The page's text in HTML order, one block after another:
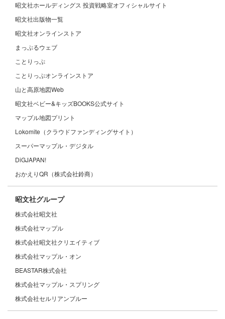
昭文社ホールディングス 投資戦略室オフィシャルサイト
昭文社出版物一覧
昭文社オンラインストア
まっぷるウェブ
ことりっぷ
ことりっぷオンラインストア
山と高原地図Web
昭文社ベビー&キッズBOOKS公式サイト
マップル地図プリント
Lokomite（クラウドファンディングサイト）
スーパーマップル・デジタル
DiGJAPAN!
おかえりQR（株式会社鈴商）
昭文社グループ
株式会社昭文社
株式会社マップル
株式会社昭文社クリエイティブ
株式会社マップル・オン
BEASTAR株式会社
株式会社マップル・スプリング
株式会社セルリアンブルー